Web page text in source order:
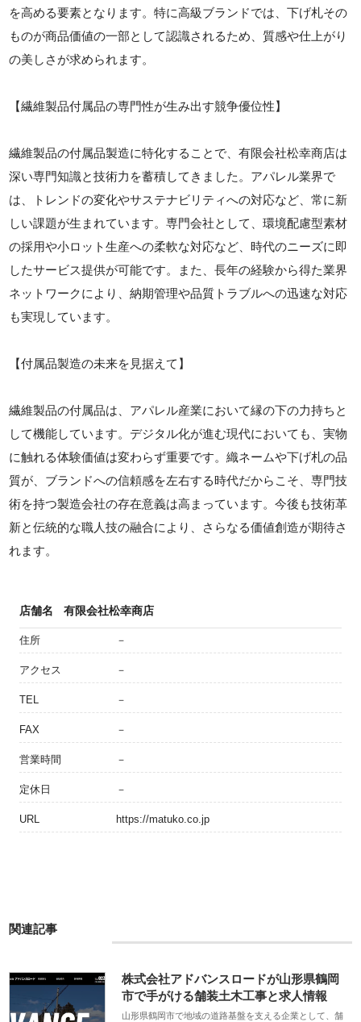
を高める要素となります。特に高級ブランドでは、下げ札その
ものが商品価値の一部として認識されるため、質感や仕上がり
の美しさが求められます。
【繊維製品付属品の専門性が生み出す競争優位性】
繊維製品の付属品製造に特化することで、有限会社松幸商店は
深い専門知識と技術力を蓄積してきました。アパレル業界で
は、トレンドの変化やサステナビリティへの対応など、常に新
しい課題が生まれています。専門会社として、環境配慮型素材
の採用や小ロット生産への柔軟な対応など、時代のニーズに即
したサービス提供が可能です。また、長年の経験から得た業界
ネットワークにより、納期管理や品質トラブルへの迅速な対応
も実現しています。
【付属品製造の未来を見据えて】
繊維製品の付属品は、アパレル産業において縁の下の力持ちと
して機能しています。デジタル化が進む現代においても、実物
に触れる体験価値は変わらず重要です。織ネームや下げ札の品
質が、ブランドへの信頼感を左右する時代だからこそ、専門技
術を持つ製造会社の存在意義は高まっています。今後も技術革
新と伝統的な職人技の融合により、さらなる価値創造が期待さ
れます。
店舗名 有限会社松幸商店
住所 －
アクセス －
TEL －
FAX －
営業時間 －
定休日 －
URL https://matuko.co.jp
関連記事
株式会社アドバンスロードが山形県鶴岡
市で手がける舗装土木工事と求人情報
山形県鶴岡市で地域の道路基盤を支える企業として、舗